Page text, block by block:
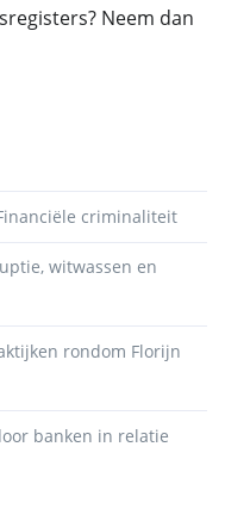
Neem dan
criminaliteit
witwassen en
rondom Florijn
banken in relatie